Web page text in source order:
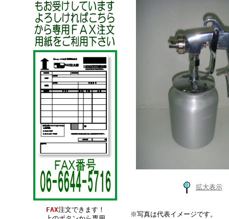
FAX注文できます！
拡大表示
※写真は代表イメージです。